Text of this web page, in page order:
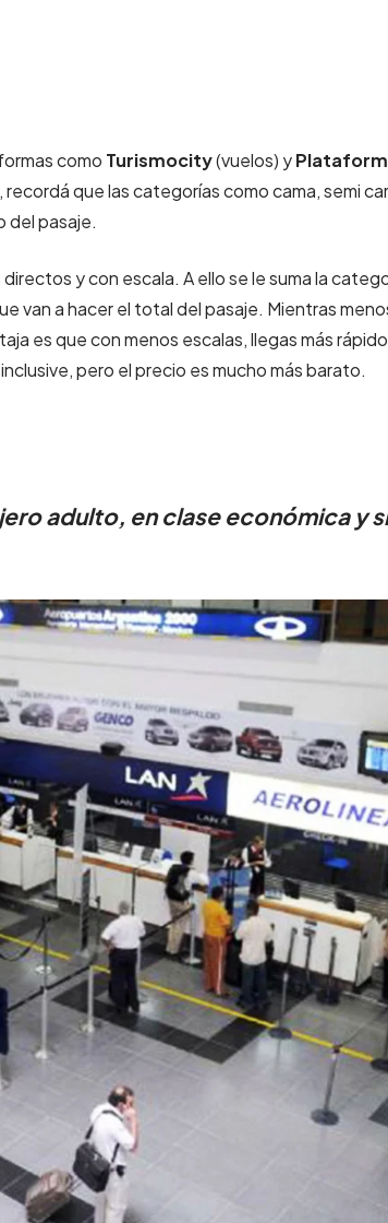
como Turismocity(vuelos) y
que las categorías como cama, semi
del pasaje.
y con escala. A ello se le suma la
van a hacer el total del pasaje. Mientras
es que con menos escalas, llegas más
pero el precio es mucho más barato.
adulto, en clase económica y